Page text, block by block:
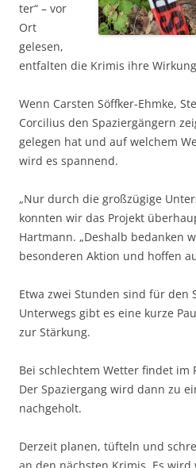
ter“ – vor
Ort
gelesen,
entfalten die Krimis ihre
Wenn Carsten Söffker-Ehmke,
Corcilius den Spaziergängern
gelegen hat und auf welchem
wird es spannend.
„Nur durch die großzügige
konnten wir das Projekt
Hartmann. „Deshalb bedanken
besonderen Aktion und hoffen
Etwa zwei Stunden sind für den
Unterwegs gibt es eine kurze
zur Stärkung.
Bei schlechtem Wetter findet im
Der Spaziergang wird dann zu
nachgeholt.
Derzeit planen, tüfteln und